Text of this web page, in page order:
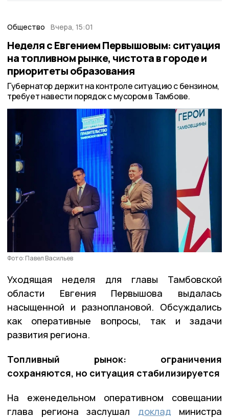
Общество Вчера, 15:01
Неделя с Евгением Первышовым: ситуация
на топливном рынке, чистота в городе и
приоритеты образования
Губернатор держит на контроле ситуацию с бензином,
требует навести порядок с мусором в Тамбове.
Фото: Павел Васильев
Уходящая неделя для главы Тамбовской
области Евгения Первышова выдалась
насыщенной и разноплановой. Обсуждались
как оперативные вопросы, так и задачи
развития региона.
Топливный рынок: ограничения
сохраняются, но ситуация стабилизируется
На еженедельном оперативном совещании
глава региона заслушал доклад министра